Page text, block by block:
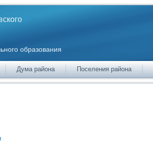
образования
Дума района Поселения района